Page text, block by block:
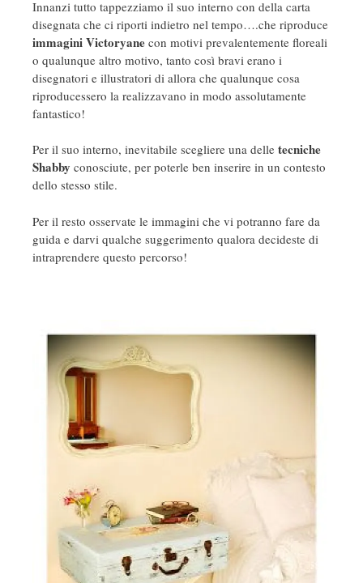
Innanzi tutto tappezziamo il suo interno con della carta
disegnata che ci riporti indietro nel tempo….che riproduce
immagini Victoryane con motivi prevalentemente floreali
o qualunque altro motivo, tanto così bravi erano i
disegnatori e illustratori di allora che qualunque cosa
riproducessero la realizzavano in modo assolutamente
fantastico!
Per il suo interno, inevitabile scegliere una delle tecniche
Shabby conosciute, per poterle ben inserire in un contesto
dello stesso stile.
Per il resto osservate le immagini che vi potranno fare da
guida e darvi qualche suggerimento qualora decideste di
intraprendere questo percorso!